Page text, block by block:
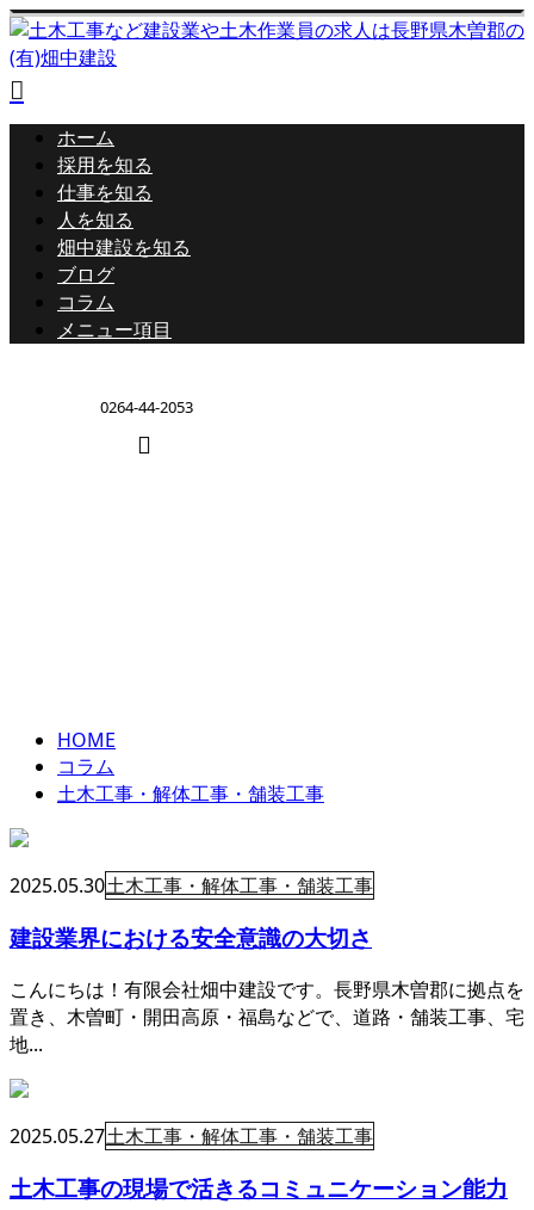
ホーム
採用を知る
仕事を知る
人を知る
畑中建設を知る
ブログ
コラム
メニュー項目
0264-44-2053
HOME
コラム
土木工事・解体工事・舗装工事
2025.05.30土木工事・解体工事・舗装工事
建設業界における安全意識の大切さ
こんにちは！有限会社畑中建設です。長野県木曽郡に拠点を
置き、木曽町・開田高原・福島などで、道路・舗装工事、宅
地...
2025.05.27土木工事・解体工事・舗装工事
土木工事の現場で活きるコミュニケーション能力